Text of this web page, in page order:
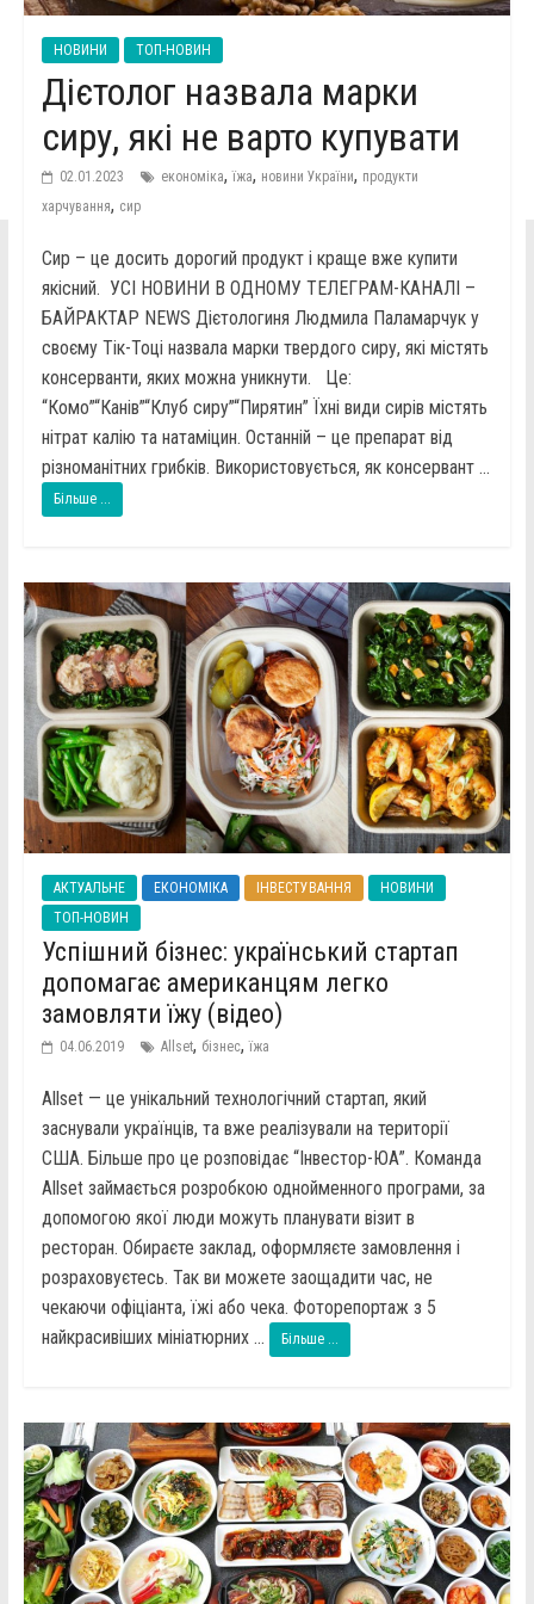
НОВИНИ ТОП-НОВИН
Дієтолог назвала марки
сиру, які не варто купувати
02.01.2023 економіка,їжа, новини України, продукти
харчування, сир
Сир – це досить дорогий продукт і краще вже купити
якісний. УСІ НОВИНИ В ОДНОМУ ТЕЛЕГРАМ-КАНАЛІ –
БАЙРАКТАР NEWS Дієтологиня Людмила Паламарчук у
своєму Тік-Тоці назвала марки твердого сиру, які містять
консерванти, яких можна уникнути. Це:
“Комо”“Канів”“Клуб сиру”“Пирятин” Їхні види сирів містять
нітрат калію та натаміцин. Останній – це препарат від
різноманітних грибків. Використовується, як консервант ...
Більше ...
АКТУАЛЬНЕ ЕКОНОМІКА ІНВЕСТУВАННЯ
НОВИНИ
ТОП-НОВИН
Успішний бізнес: український стартап
допомагає американцям легко
замовляти їжу (відео)
04.06.2019 Allset, бізнес,їжа
Allset — це унікальний технологічний стартап, який
заснували українців, та вже реалізували на території
США. Більше про це розповідає “Інвестор-ЮА”. Команда
Allset займається розробкою однойменного програми, за
допомогою якої люди можуть планувати візит в
ресторан. Обираєте заклад, оформляєте замовлення і
розраховуєтесь. Так ви можете заощадити час, не
чекаючи офіціанта, їжі або чека. Фоторепортаж з 5
найкрасивіших мініатюрних ...
Більше ...